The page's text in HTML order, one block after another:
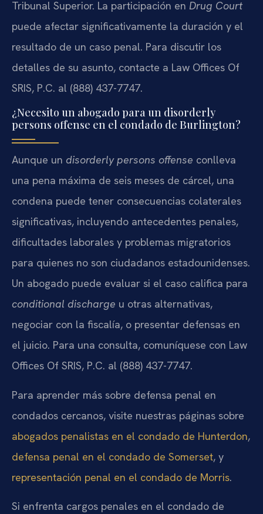
Tribunal Superior. La participación en Drug Court
puede afectar significativamente la duración y el
resultado de un caso penal. Para discutir los
detalles de su asunto, contacte a Law Offices Of
SRIS, P.C. al (888) 437-7747.
¿Necesito un abogado para un disorderly
persons offense en el condado de Burlington?
Aunque un disorderly persons offense conlleva
una pena máxima de seis meses de cárcel, una
condena puede tener consecuencias colaterales
significativas, incluyendo antecedentes penales,
dificultades laborales y problemas migratorios
para quienes no son ciudadanos estadounidenses.
Un abogado puede evaluar si el caso califica para
conditional discharge u otras alternativas,
negociar con la fiscalía, o presentar defensas en
el juicio. Para una consulta, comuníquese con Law
Offices Of SRIS, P.C. al (888) 437-7747.
Para aprender más sobre defensa penal en
condados cercanos, visite nuestras páginas sobre
abogados penalistas en el condado de Hunterdon,
defensa penal en el condado de Somerset, y
representación penal en el condado de Morris.
Si enfrenta cargos penales en el condado de